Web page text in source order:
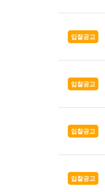
입찰공고
입찰공고
입찰공고
입찰공고